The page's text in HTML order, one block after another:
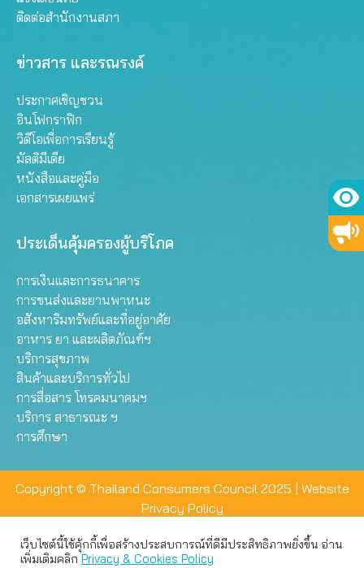
ติดต่อสำนักงานสภา
ข่าวสาร และรณรงค์
ประกาศเชิญชวน
อินโฟกราฟิก
วิดีโอเพื่อการเรียนรู้
มัลติมีเดีย
หนังสือและคู่มือ
เอกสารเผยแพร่
ประเด็นคุ้มครองผู้บริโภค
การเงินและการธนาคาร
การขนส่งและยานพาหนะ
อสังหาริมทรัพย์และที่อยู่อาศัย
อาหาร ยา และผลิตภัณฑ์ฯ
บริการสุขภาพ
สินค้าและบริการทั่วไป
การสื่อสาร โทรคมนาคมฯ
บริการ สาธารณะ ฯ
การศึกษา
Copyright © Thailand Consumers Council 2025 | Website
Privacy Policy
เว็บไซต์นี้ใช้คุ้กกี้เพื่อสร้างประสบการณ์ที่ดีมีประสิทธิภาพยิ่งขึ้น อ่าน
เพิ่มเติมคลิกPrivacy & Cookies Policy
เว็บไซต์นี้ใช้คุกกี้เพื่อมอบประสบการณ์การใช้งานที่ดีให้แก่ท่าน คุณ